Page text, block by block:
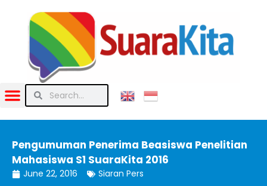
Pengumuman Penerima Beasiswa Penelitian
Mahasiswa S1 SuaraKita 2016
June 22, 2016 Siaran Pers